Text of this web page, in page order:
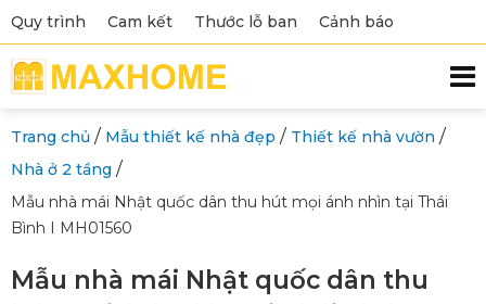
Quy trình Cam kết Thước lỗ ban Cảnh báo
Trang chủ / Mẫu thiết kế nhà đẹp / Thiết kế nhà vườn /
Nhà ở 2 tầng /
Mẫu nhà mái Nhật quốc dân thu hút mọi ánh nhìn tại Thái
Bình I MH01560
Mẫu nhà mái Nhật quốc dân thu